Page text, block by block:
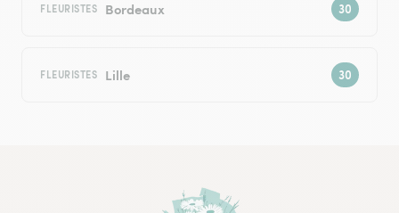
FLEURISTES Bordeaux
FLEURISTES Lille